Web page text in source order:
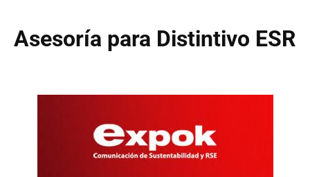
Asesoría para Distintivo ESR